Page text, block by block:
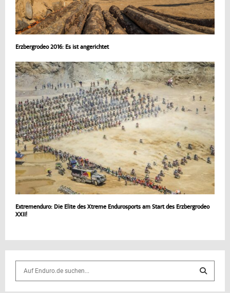
Erzbergrodeo 2016: Es ist angerichtet
Extremenduro: Die Elite des Xtreme Endurosports am Start des Erzbergrodeo
XXII!